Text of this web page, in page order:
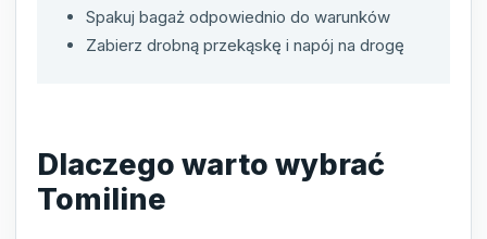
Spakuj bagaż odpowiednio do warunków
Zabierz drobną przekąskę i napój na drogę
Dlaczego warto wybrać
Tomiline